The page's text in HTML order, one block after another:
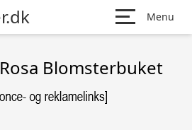
Menu
Blomsterbuket